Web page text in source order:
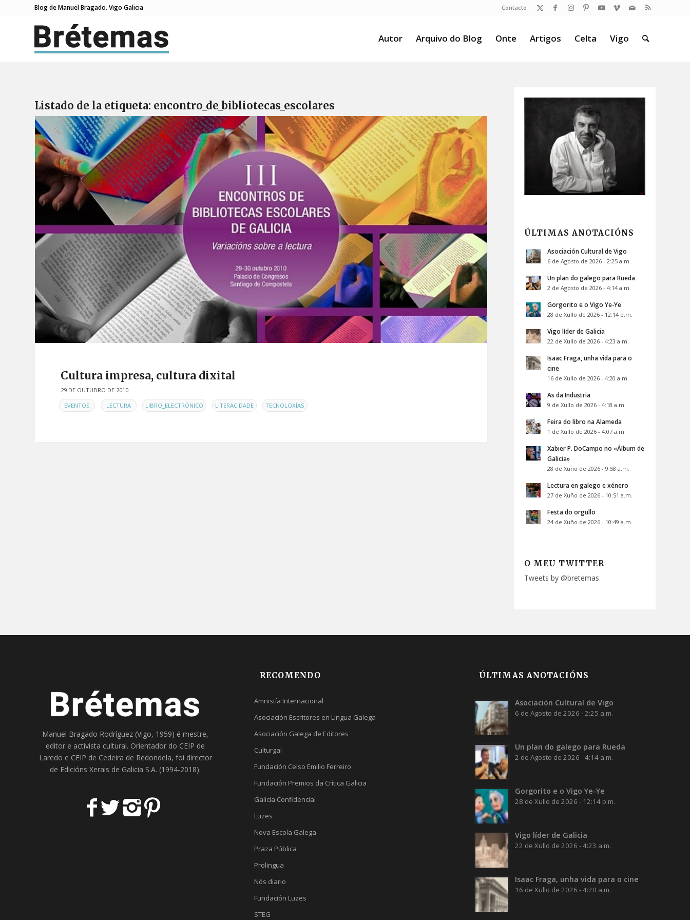
Contacto
Blog de Manuel Bragado. Vigo Galicia
Autor Arquivo do Blog Onte Artigos Celta Vigo
Listado de la etiqueta: encontro_de_bibliotecas_escolares
Cultura impresa, cultura dixital
29 DE OUTUBRO DE 2010
EN EVENTOS LECTURA LIBRO_ELECTRÓNICO LITERACIDADE TECNOLOXÍAS
ÚLTIMAS ANOTACIÓNS
Asociación Cultural de Vigo
6 de Agosto de 2026 - 2:25 a.m.
Un plan do galego para Rueda
2 de Agosto de 2026 - 4:14 a.m.
Gorgorito e o Vigo Ye-Ye
28 de Xullo de 2026 - 12:14 p.m.
Vigo líder de Galicia
22 de Xullo de 2026 - 4:23 a.m.
Isaac Fraga, unha vida para o
cine
16 de Xullo de 2026 - 4:20 a.m.
As da Industria
9 de Xullo de 2026 - 4:18 a.m.
Feira do libro na Alameda
1 de Xullo de 2026 - 4:07 a.m.
Xabier P. DoCampo no «Álbum de
Galicia»
28 de Xuño de 2026 - 9:58 a.m.
Lectura en galego e xénero
27 de Xuño de 2026 - 10:51 a.m.
Festa do orgullo
24 de Xuño de 2026 - 10:49 a.m.
O MEU TWITTER
Tweets by @bretemas
Manuel Bragado Rodríguez (Vigo, 1959) é mestre,
editor e activista cultural. Orientador do CEIP de
Laredo e CEIP de Cedeira de Redondela, foi director
de Edicións Xerais de Galicia S.A. (1994-2018).
RECOMENDO
Amnistía Internacional
Asociación Escritores en Lingua Galega
Asociación Galega de Editores
Culturgal
Fundación Celso Emilio Ferreiro
Fundación Premios da Crítica Galicia
Galicia Confidencial
Luzes
Nova Escola Galega
Praza Pública
Prolingua
Nós diario
Fundación Luzes
STEG
ÚLTIMAS ANOTACIÓNS
Asociación Cultural de Vigo
6 de Agosto de 2026 - 2:25 a.m.
Un plan do galego para Rueda
2 de Agosto de 2026 - 4:14 a.m.
Gorgorito e o Vigo Ye-Ye
28 de Xullo de 2026 - 12:14 p.m.
Vigo líder de Galicia
22 de Xullo de 2026 - 4:23 a.m.
Isaac Fraga, unha vida para o cine
16 de Xullo de 2026 - 4:20 a.m.